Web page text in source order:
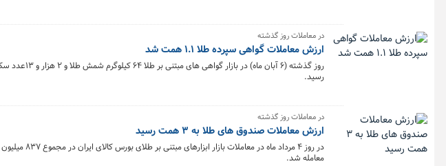
در معاملات روز گذشته
ارزش معاملات گواهی سپرده طلا ۱.۱ همت شد
رسید.
در معاملات روز گذشته
ارزش معاملات صندوق های طلا به ۳ همت رسید
معامله شد.